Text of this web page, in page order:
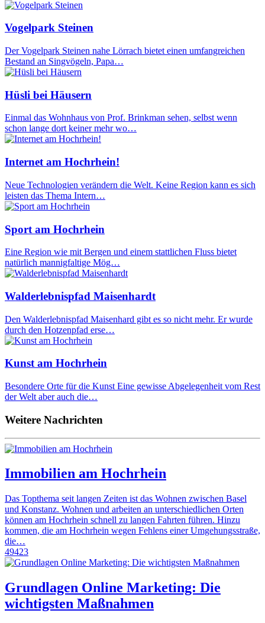
Vogelpark Steinen
Der Vogelpark Steinen nahe Lörrach bietet einen umfangreichen
Bestand an Singvögeln, Papa…
Hüsli bei Häusern
Einmal das Wohnhaus von Prof. Brinkman sehen, selbst wenn
schon lange dort keiner mehr wo…
Internet am Hochrhein!
Neue Technologien verändern die Welt. Keine Region kann es sich
leisten das Thema Intern…
Sport am Hochrhein
Eine Region wie mit Bergen und einem stattlichen Fluss bietet
natürlich mannigfaltige Mög…
Walderlebnispfad Maisenhardt
Den Walderlebnispfad Maisenhard gibt es so nicht mehr. Er wurde
durch den Hotzenpfad erse…
Kunst am Hochrhein
Besondere Orte für die Kunst Eine gewisse Abgelegenheit vom Rest
der Welt aber auch die…
Weitere Nachrichten
Immobilien am Hochrhein
Das Topthema seit langen Zeiten ist das Wohnen zwischen Basel
und Konstanz. Wohnen und arbeiten an unterschiedlichen Orten
können am Hochrhein schnell zu langen Fahrten führen. Hinzu
kommen, die am Hochrhein wegen Fehlens einer Umgehungsstraße,
die…
49423
Grundlagen Online Marketing: Die
wichtigsten Maßnahmen